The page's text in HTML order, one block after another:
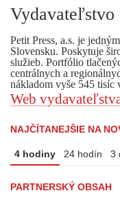
Vydavateľstvo
Petit Press, a.s. je
Slovensku. Poskytuje
služieb. Portfólio
centrálnych a
nákladom vyše 545 tisíc
Web
NAJČÍTANEJŠIE NA
4 hodiny 24 hodín 3
PARTNERSKÝ OBSAH